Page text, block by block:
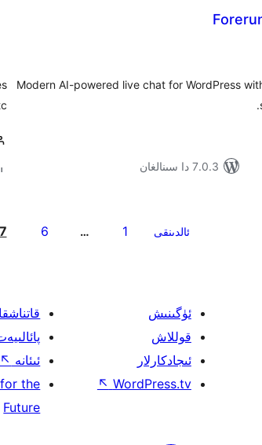
Modern AI-powered live chat for WordPress
7.0.3 دا سىنالغان
ئالدىنقى 1
…
6
7
ئۈگىنىش
قوللاش
ئىجادكارلار
WordPress.tv
↖
ئىئانە ↖
the
Future